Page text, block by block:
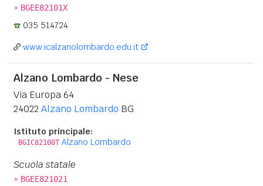
» BGEE82101X
035 514724
www.icalzanolombardo.edu.it
Alzano Lombardo - Nese
Via Europa 64
24022 Alzano Lombardo BG
Istituto principale:
BGIC82100T Alzano Lombardo
Scuola statale
» BGEE821021